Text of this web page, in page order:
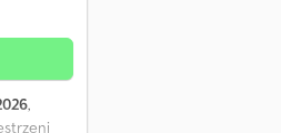
,